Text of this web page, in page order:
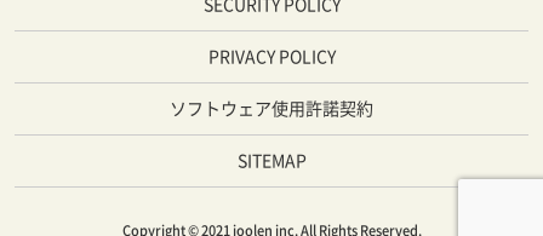
SECURITY POLICY
PRIVACY POLICY
ソフトウェア使用許諾契約
SITEMAP
Copyright © 2021 joolen inc. All Rights Reserved.